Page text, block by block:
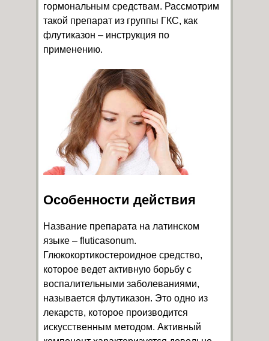
гормональным средствам. Рассмотрим
такой препарат из группы ГКС, как
флутиказон – инструкция по
применению.
Особенности действия
Название препарата на латинском
языке – fluticasonum.
Глюкокортикостероидное средство,
которое ведет активную борьбу с
воспалительными заболеваниями,
называется флутиказон. Это одно из
лекарств, которое производится
искусственным методом. Активный